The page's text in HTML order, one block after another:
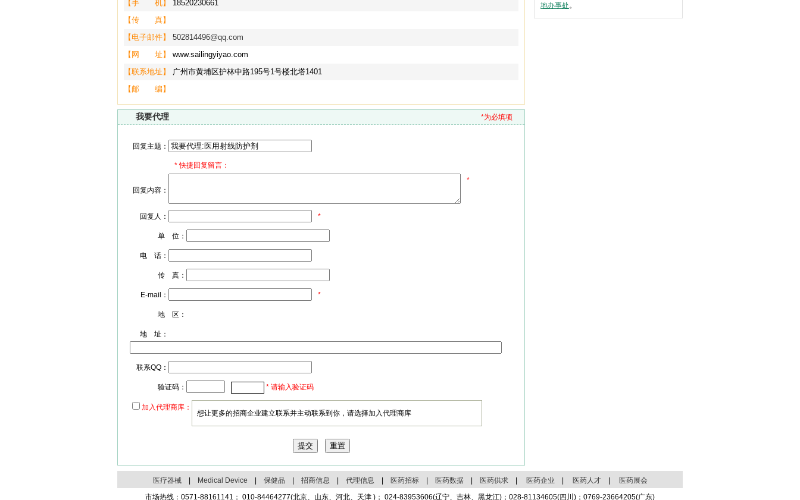
【手 机】
18520230661
【传 真】
【电子邮件】
502814496@qq.com
【网 址】
www.sailingyiyao.com
【联系地址】
广州市黄埔区护林中路195号1号楼北塔1401
【邮 编】
我要代理 *为必填项
回复主题：
*快捷回复留言：
回复内容：
*
回复人： *
单 位：
电 话：
传 真：
E-mail： *
地 区：
地 址：
联系QQ：
验证码： * 请输入验证码
加入代理商库：
想让更多的招商企业建立联系并主动联系到你，请选择加入代理商库
地办事处。
医疗器械| Medical Device 保健品 招商信息 代理信息 医药招标| 医药数据| 医药供求| 医药企业 医药人才|
医药展会
市场热线：0571-88161141； 010-84464277(北京、山东、河北、天津 )； 024-83953606(辽宁、吉林、黑龙江)；028-81134605(四川)；0769-23664205(广东)